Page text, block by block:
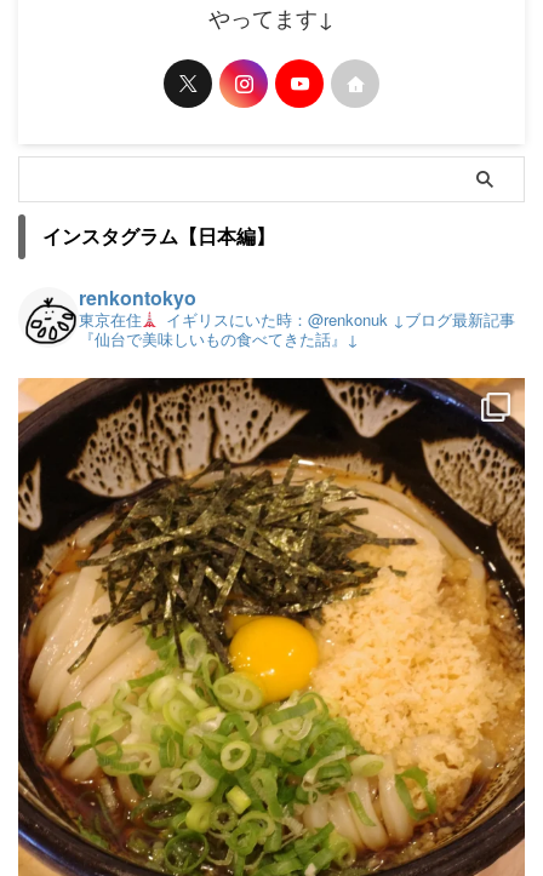
やってます↓
インスタグラム【日本編】
renkontokyo
東京在住 イギリスにいた時：@renkonuk ↓ブログ最新記事
『仙台で美味しいもの食べてきた話』↓